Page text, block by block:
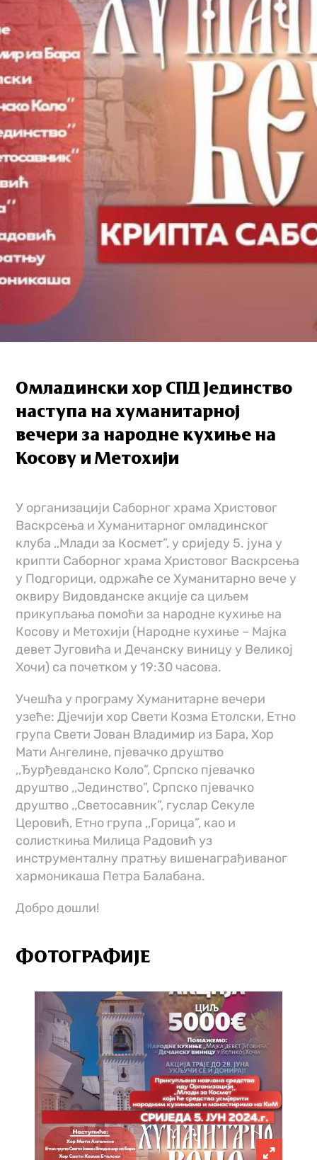
Омладински хор СПД Јединство
наступа на хуманитарној
вечери за народне кухиње на
Косову и Метохији
У организацији Саборног храма Христовог
Васкрсења и Хуманитарног омладинског
клуба ,,Млади за Космет”, у сриједу 5. јуна у
крипти Саборног храма Христовог Васкрсења
у Подгорици, одржаће се Хуманитарно вече у
оквиру Видовданске акције са циљем
прикупљања помоћи за народне кухиње на
Косову и Метохији (Народне кухиње – Мајка
девет Југовића и Дечанску виницу у Великој
Хочи) са почетком у 19:30 часова.
Учешћа у програму Хуманитарне вечери
узеће: Дјечији хор Свети Козма Етолски, Етно
група Свети Јован Владимир из Бара, Хор
Мати Ангелине, пјевачко друштво
,,Ђурђевданско Коло”, Српско пјевачко
друштво ,,Јединство”, Српско пјевачко
друштво ,,Светосавник”, гуслар Секуле
Церовић, Етно група ,,Горица”, као и
солисткиња Милица Радовић уз
инструменталну пратњу вишенаграђиваног
хармоникаша Петра Балабана.
Добро дошли!
ФОТОГРАФИЈЕ